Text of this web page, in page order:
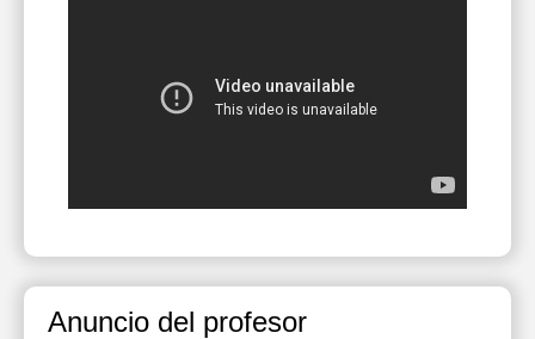
Anuncio del profesor